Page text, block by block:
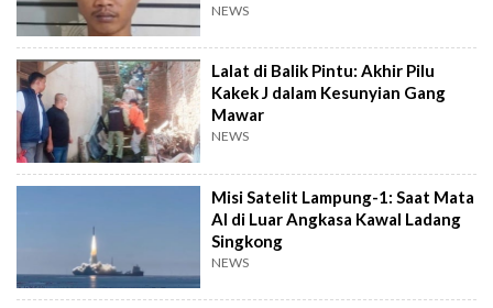
NEWS
Lalat di Balik Pintu: Akhir Pilu
Kakek J dalam Kesunyian Gang
Mawar
NEWS
Misi Satelit Lampung-1: Saat Mata
AI di Luar Angkasa Kawal Ladang
Singkong
NEWS